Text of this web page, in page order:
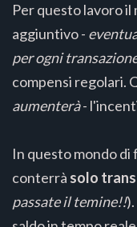
Per questo lavoro
aggiuntivo -
per ogni
compensi regolari.
aumenterà-
In questo mondo
conterrà solo
passate il temine!!